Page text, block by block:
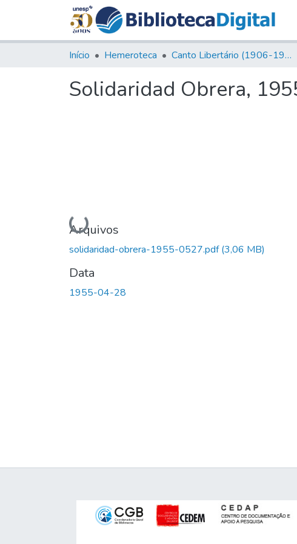
Início Hemeroteca Canto Libertário (1906-1995)
Solidaridad Obrera,
Carregando...
Arquivos
solidaridad-obrera-1955-0527.pdf(3,06 MB)
Data
1955-04-28